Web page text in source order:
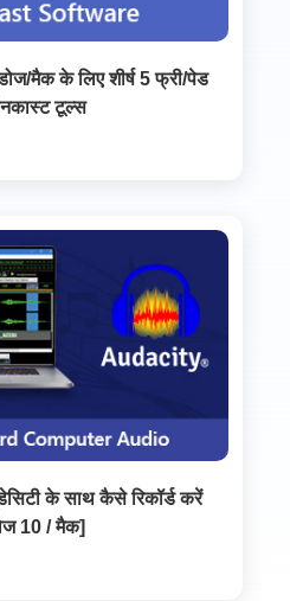
मैक के लिए शीर्ष 5 फ्री/पेड
टूल्स
के साथ कैसे रिकॉर्ड करें
10 / मैक]